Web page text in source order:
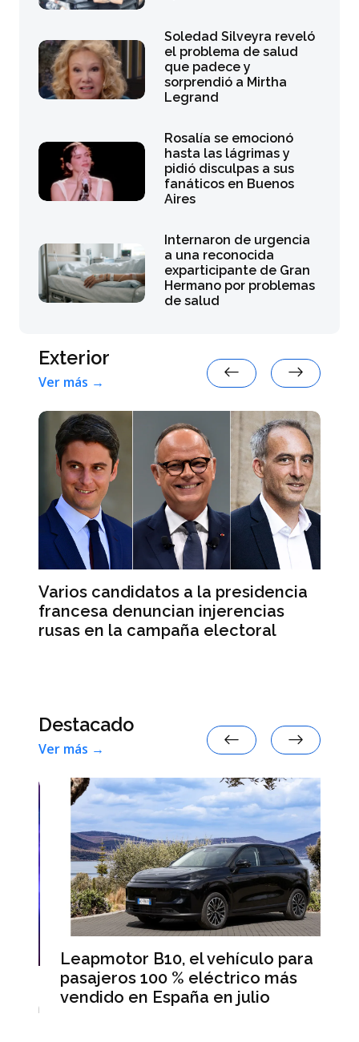
Soledad Silveyra reveló
el problema de salud
que padece y
sorprendió a Mirtha
Legrand
Rosalía se emocionó
hasta las lágrimas y
pidió disculpas a sus
fanáticos en Buenos
Aires
Internaron de urgencia
a una reconocida
exparticipante de Gran
Hermano por problemas
de salud
Exterior
Ver más →
Varios candidatos a la presidencia
francesa denuncian injerencias
rusas en la campaña electoral
Destacado
Ver más →
Leapmotor B10, el vehículo para
pasajeros 100 % eléctrico más
vendido en España en julio